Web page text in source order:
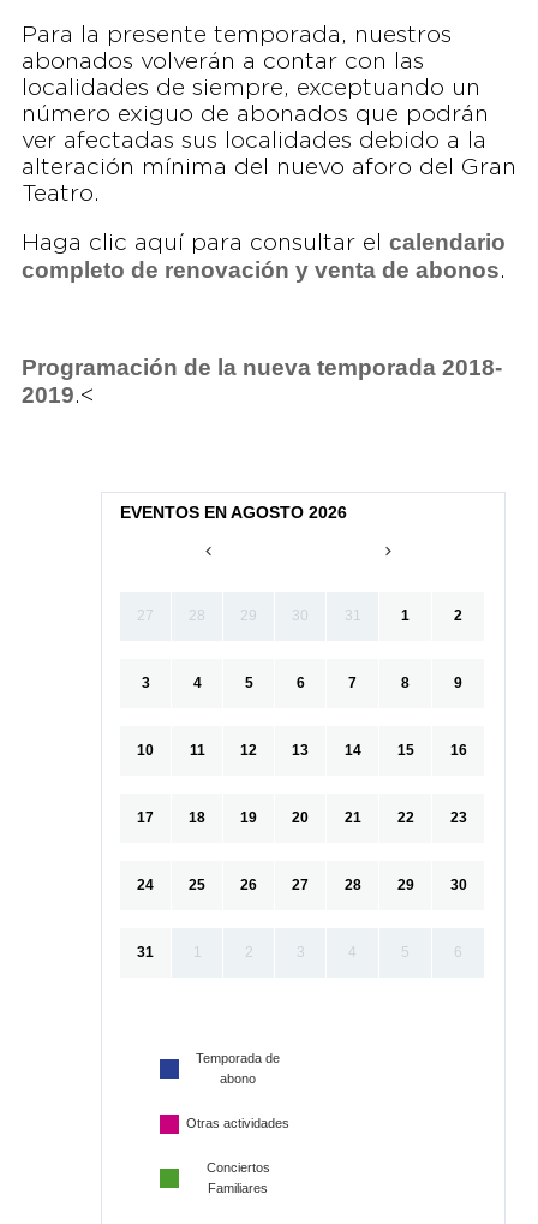
Para la presente temporada, nuestros
abonados volverán a contar con las
localidades de siempre, exceptuando un
número exiguo de abonados que podrán
ver afectadas sus localidades debido a la
alteración mínima del nuevo aforo del Gran
Teatro.
Haga clic aquí para consultar el calendario
completo de renovación y venta de abonos.
Programación de la nueva temporada 2018-
2019.<
EVENTOS EN AGOSTO 2026
27 28 29 30 31 1 2
3 4 5 6 7 8 9
10 11 12 13 14 15 16
17 18 19 20 21 22 23
24 25 26 27 28 29 30
31 1 2 3 4 5 6
Temporada de
abono
Otras actividades
Conciertos
Familiares